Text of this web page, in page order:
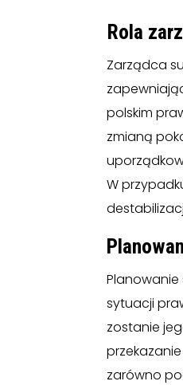
Rola
Zarządca
polskim
zmianą
W
sytuacji
zostanie
zarówno